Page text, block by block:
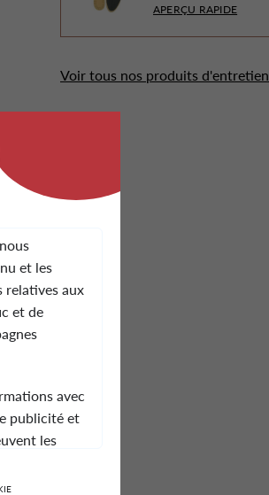
APERÇU RAPIDE
Voir tous nos produits d'entretien
et les
relatives aux
et de
avec
publicité et
les
de votre